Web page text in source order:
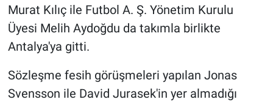
Murat Kılıç ile Futbol A. Ş. Yönetim Kurulu
Üyesi Melih Aydoğdu da takımla birlikte
Antalya'ya gitti.
Sözleşme fesih görüşmeleri yapılan Jonas
Svensson ile David Jurasek'in yer almadığı